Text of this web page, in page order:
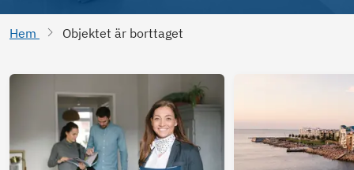
Hem Objektet är borttaget